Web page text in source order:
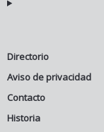
Directorio
Aviso de privacidad
Contacto
Historia